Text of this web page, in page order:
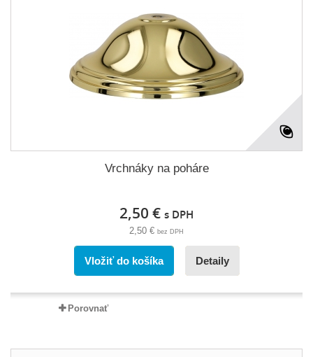
Vrchnáky na poháre
2,50 € s DPH
2,50 € bez DPH
Vložiť do košíka Detaily
Porovnať